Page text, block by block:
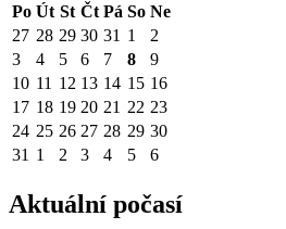
Po Út St Čt Pá So Ne
27 28 29 30 31 1
2
3
4 5 6 7 8
9
10 11 12 13 14 15 16
17 18 19 20 21 22 23
24 25 26 27 28 29 30
31 1 2 3 4 5 6
Aktuální počasí